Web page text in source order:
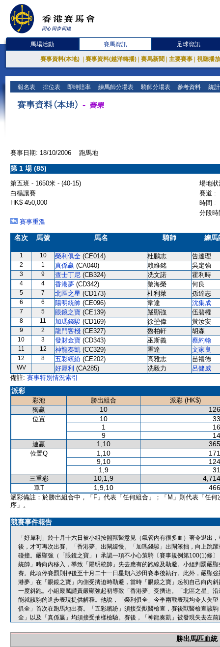
馬場活動 賽馬資訊 足球資訊
賽事資料(本地) 賽事資料(越洋轉播) 賽馬新聞 主要賽事 視聽播
報名表 排位表 即時賠率 練馬師分場表 騎師分場表 參考資料 統
賽事日期: 18/10/2006 跑馬地
第 1 場 (85)
第五班 - 1650米 - (40-15)
場地
白楊讓賽
賽道 :
HK$ 450,000
時間 :
分段
賽事重溫
名次 馬號 馬名 騎師 練馬
1 10 榮利俱全 (CE014) 杜鵬志 告達理
2 1 真係贏 (CA040) 賴維銘 吳定強
3 9 查士丁尼 (CB324) 冼文諾 霍利時
4 4 香港夢 (CD342) 黎海榮 何良
5 7 北區之星 (CD173) 杜利萊 孫達志
6 6 陽明統帥 (CE096) 韋達 沈集成
7 5 眼鏡之寶 (CE139) 嚴顯強 伍碧權
8 11 加瑪錢駿 (CD169) 徐堃偉 黃汝安
9 2 龍門客棧 (CE327) 魯柏軒 胡森
10 3 發財金寶 (CD343) 巫斯義 蔡約翰
11 12 神龍奏凱 (CC329) 霍達 文家良
12 8 五彩繽紛 (CE202) 高雅志 苗禮德
WV 好犀利 (CA285) 冼毅力
呂健威
備註: 賽事特別情況索引
派彩
彩池 勝出組合
派彩 (HK$)
獨贏
10
位置 10
1
9
連贏 1,10
位置Q 1,10
9,10
1,9
三重彩 10,1,9
單T 1,9,10
派彩備註：於勝出組合中，「F」代表「任何組合」；「M」則代表「任何
序」。
競賽事件報告
「好犀利」於十月十六日被小組按照獸醫意見（氣管內有很多血）著令退出
後，才可再次出賽。「香港夢」出閘緩慢。「加瑪錢駿」出閘笨拙，向上跳
碰撞。嚴顯強（「眼鏡之寶」）承認一項不小心策騎〔賽事規例第100(1)條
統帥」時向內移入，導致「陽明統帥」失去應有的跑線及勒避。小組判罰嚴
賽。此項停賽罰則押後至十月二十一日星期六沙田賽事後執行。此外，嚴顯
港夢」在「眼鏡之寶」內側受擠迫時勒避，當時「眼鏡之寶」起初自己向內
一度斜跑。小組嚴厲譴責嚴顯強起初導致「香港夢」受擠迫。「北區之星」
能就該駒的進步表現提供解釋。他說，「榮利俱全」今季兩戰表現均令人失
俱全」首次在跑馬地出賽。「五彩繽紛」須接受獸醫檢查，賽後獸醫檢查該
全」以及「真係贏」均須接受抽樣檢驗。賽後，「神龍奏凱」被發現失去左
勝出馬匹血統